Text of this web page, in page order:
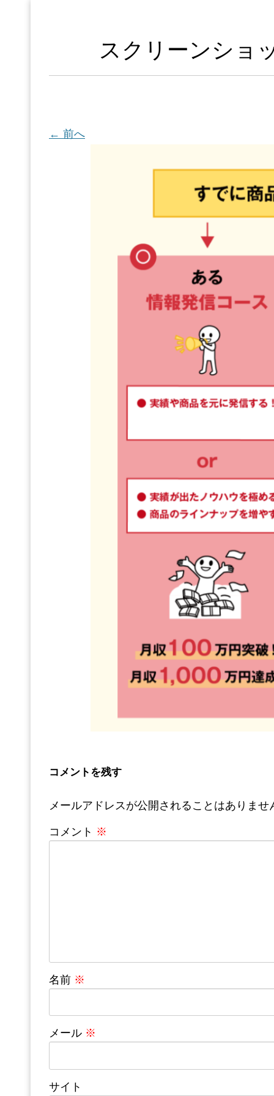
スクリーンショ
← 前へ
コメントを残す
メールアドレスが公開されることはありませ
コメント ※
名前 ※
メール ※
サイト